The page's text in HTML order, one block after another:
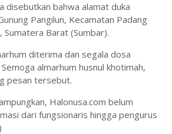
disebutkan bahwa alamat duka
Pangilun, Kecamatan Padang
Barat (Sumbar).
diterima dan segala dosa
almarhum husnul khotimah,
pesan tersebut.
Halonusa.com belum
dari fungsionaris hingga pengurus